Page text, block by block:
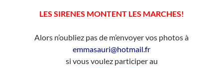
LES SIRENES MONTENT LES MARCHES!
Alors n’oubliez pas de m’envoyer vos photos à
emmasauri@hotmail.fr
si vous voulez participer au